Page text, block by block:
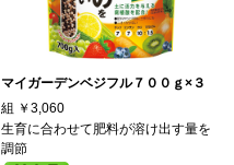
マイガーデンベジフル７００ｇ×３
組 ￥3,060
生育に合わせて肥料が溶け出す量を
調節